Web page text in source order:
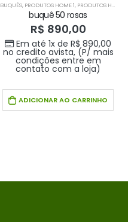
BUQUÊS, PRODUTOS HOME 1, PRODUTOS HOME1
buquê 50 rosas
R$ 890,00
Em até 1x deR$ 890,00
no credito avista, (P/ mais
condições entre em
contato com a loja)
ADICIONAR AO CARRINHO
R$389,00no